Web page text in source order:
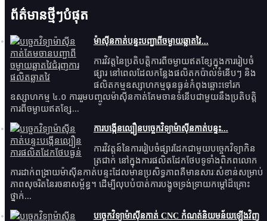
ព័ត៌មានថ្មីៗបំផុត
ម៉ាស៊ីនកាត់បន្ទះបញ្ជាពីចម្ងាយឆ្លាតវៃ...
ការវិវត្តនៃប្រតិបត្តិការពីចម្ងាយឥតខ្សែក្នុងការរៀបចំ
ផ្សារ នៅពេលដែលកន្លែងផលិតកប៉ាល់ទំនើបៗ និង
ផលិតកម្មឧស្សាហកម្មធុនធ្ងន់កំពុងឆ្ពោះទៅរក
ឧស្សាហកម្ម ៤.០ ការរួមបញ្ចូលម៉ាស៊ីនកាត់គែមចានទំនើបជាមួយនឹងប្រតិបត្តិ
ការពីចម្ងាយឥតខ្សែ...
ការបង្កើនល្បឿនបច្ចេកវិទ្យាម៉ាស៊ីនកាត់បន្ទះ...
ការវិវត្តន៍នៃការរៀបចំផ្សារដែកជាមួយបច្ចេកវិទ្យាកិន
ត្រជាក់ នៅក្នុងការផលិតដែកថែបទូទាំងពិភពលោក
ការដាក់ពង្រាយម៉ាស៊ីនកាត់បន្ទះដែលមានប្រសិទ្ធភាពគឺមានសារៈសំខាន់សម្រាប់
ភាពសុចរិតនៃរចនាសម្ព័ន្ធ។ ដើម្បីលុបបំបាត់ការបង្ខូចទ្រង់ទ្រាយកម្ដៅដ៏គ្រោះ
ថ្នាក់...
បច្ចេកវិទ្យាម៉ាស៊ីនកាត់ CNC កំណត់និយមន័យឡើងវិញ